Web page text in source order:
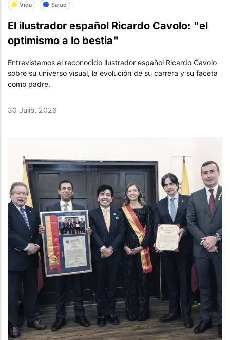
Vida Salud
El ilustrador español Ricardo Cavolo: "el
optimismo a lo bestia"
Entrevistamos al reconocido ilustrador español Ricardo Cavolo
sobre su universo visual, la evolución de su carrera y su faceta
como padre.
30 Julio, 2026